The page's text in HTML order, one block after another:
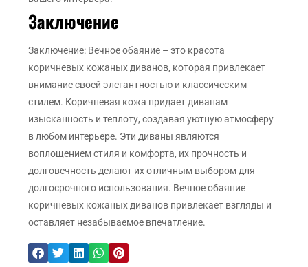
Заключение
Заключение: Вечное обаяние – это красота
коричневых кожаных диванов, которая привлекает
внимание своей элегантностью и классическим
стилем. Коричневая кожа придает диванам
изысканность и теплоту, создавая уютную атмосферу
в любом интерьере. Эти диваны являются
воплощением стиля и комфорта, их прочность и
долговечность делают их отличным выбором для
долгосрочного использования. Вечное обаяние
коричневых кожаных диванов привлекает взгляды и
оставляет незабываемое впечатление.